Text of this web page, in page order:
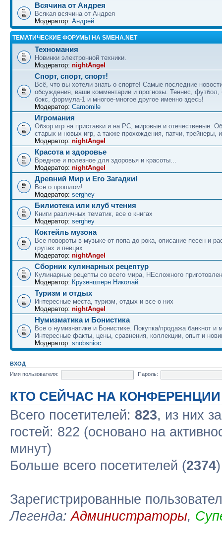
Всячина от Андрея
Всякая всячина от Андрея
Модератор: Андрей
ТЕМАТИЧЕСКИЕ ФОРУМЫ НА SMEHA.NET
Техномания
Новинки электронной техники.
Модератор: nightAngel
Спорт, спорт, спорт!
Всё, что вы хотели знать о спорте! Самые последние
обсуждения, ваши комментарии и прогнозы. Теннис, футбол,
бокс, формула-1 и многое-многое другое именно здесь!
Модератор: Camomile
Игромания
Обзор игр на приставки и на PC, мировые и отечественые.
старых и новых игр, а также прохождения, патчи, трейнеры,
Модератор: nightAngel
Красота и здоровье
Вредное и полезное для здоровья и красоты...
Модератор: nightAngel
Древний Мир и Его Загадки!
Все о прошлом!
Модератор: serghey
Билиотека или клуб чтения
Книги различных тематик, все о книгах
Модератор: serghey
Коктейль музона
Все повороты в музыке от попа до рока, описание песен и
групах и певцах
Модератор: nightAngel
Сборник кулинарных рецептур
Кулинарные рецепты со всего мира, НЕсложного
Модератор: Крузенштерн Николай
Туризм и отдых
Интересные места, туризм, отдых и все о них
Модератор: nightAngel
Нумизматика и Бонистика
Все о нумизнатике и Бонистике. Покупка/продажа банкнот и
Интересные факты, цены, сравнения, коллекции, опыт и
Модератор: snobsnioc
ВХОД
Имя пользователя:
Пароль:
КТО СЕЙЧАС НА КОНФЕРЕНЦИИ
Всего посетителей: 823, из них
гостей: 822 (основано на
минут)
Больше всего посетителей (2374
Зарегистрированные
Легенда:Администраторы,